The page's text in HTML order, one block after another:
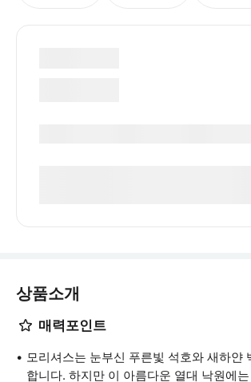
상품소개
매력포인트
모리셔스는 눈부신 푸른빛 석호와 새하얀
합니다. 하지만 이 아름다운 열대 낙원에